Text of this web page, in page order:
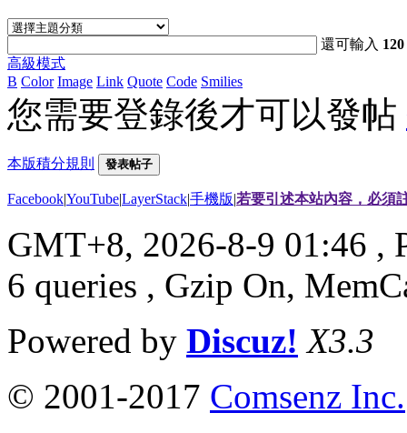
還可輸入 120
高級模式
B Color Image Link Quote Code Smilies
您需要登錄後才可以發帖
本版積分規則 發表帖子
Facebook|YouTube|LayerStack|手機版|若要引述本站內容，必須
GMT+8, 2026-8-9 01:46 ,
6 queries , Gzip On,
Powered by Discuz! X3.3
© 2001-2017 Comsenz Inc.